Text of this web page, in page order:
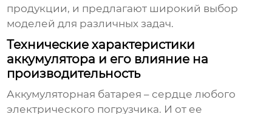
продукции, и предлагают широкий выбор
моделей для различных задач.
Технические характеристики
аккумулятора и его влияние на
производительность
Аккумуляторная батарея – сердце любого
электрического погрузчика. И от ее